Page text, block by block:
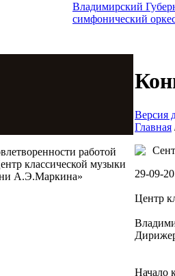
Владимирский
симфонический
работой
классической музыки
А.Э.Маркина»
Версия
Главная
29-09-
Центр
Начало